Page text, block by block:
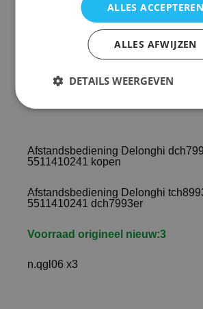
Afstandsbediening Delonghi
dch7993er
Voorraad origineel nieuw:3
n.qgl06 x3
Afstandsbediening Delonghi
5511410241 kopen
Afstandsbediening Delonghi
5511410241 dch7993er
Voorraad origineel nieuw:3
n.qgl06 x3
ALLES ACCEPTEREN
ALLES AFWIJZEN
DETAILS WEERGEVEN